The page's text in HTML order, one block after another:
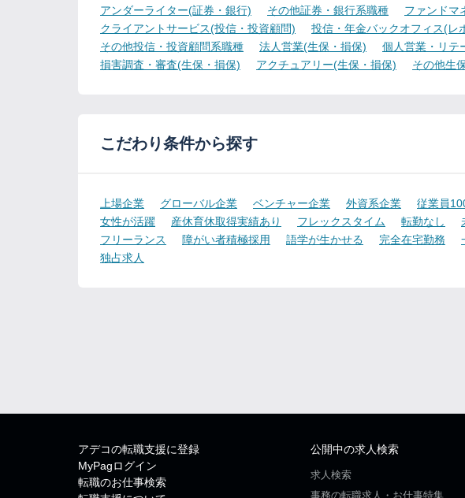
アンダーライター(証券・銀行)
その他証券・銀行系職種
ファンドマ
クライアントサービス(投信・投資顧問)
投信・年金バックオフィス(レ
その他投信・投資顧問系職種
法人営業(生保・損保)
個人営業・リテ
損害調査・審査(生保・損保)
アクチュアリー(生保・損保) その他生
こだわり条件から探す
上場企業 グローバル企業 ベンチャー企業 外資系企業 従業員
女性が活躍
産休育休取得実績あり フレックスタイム 転勤なし
フリーランス
障がい者積極採用 語学が生かせる 完全在宅勤務
独占求人
アデコの転職支援に登録
MyPagログイン
転職のお仕事検索
公開中の求人検索
求人検索
事務の転職求人・お仕事特集